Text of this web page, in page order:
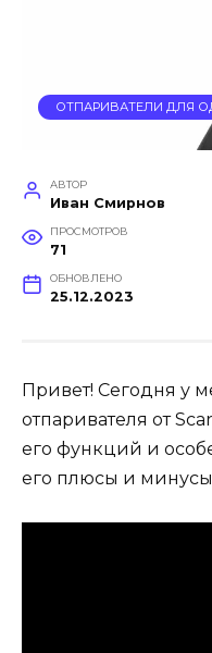
ОТПАРИВАТЕЛИ ДЛЯ
АВТОР
Иван Смирнов
ПРОСМОТРОВ
71
ОБНОВЛЕНО
25.12.2023
Привет! Сегодня у
отпаривателя от
его функций и
его плюсы и